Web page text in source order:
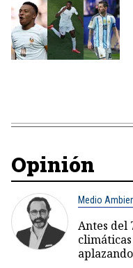
Opinión
Medio
Antes del
aplazando